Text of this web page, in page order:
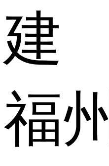
建
福州